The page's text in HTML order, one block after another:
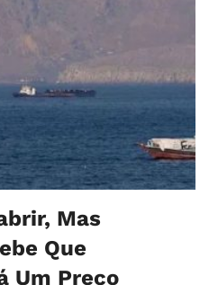
Mas
Que
Um Preço